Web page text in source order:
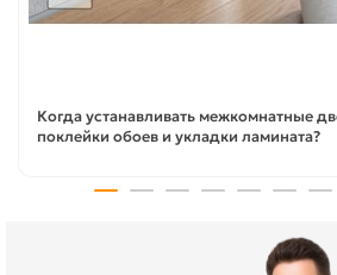
Когда устанавливать межкомнатные
поклейки обоев и укладки ламината?